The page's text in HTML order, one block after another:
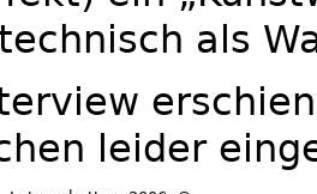
als
leider